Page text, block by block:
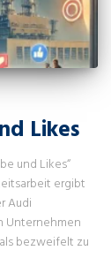
Likes
und Likes“
ergibt
Audi
Unternehmen
bezweifelt zu